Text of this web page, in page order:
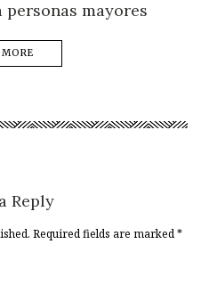
mayores
Reply
Required fields are marked*